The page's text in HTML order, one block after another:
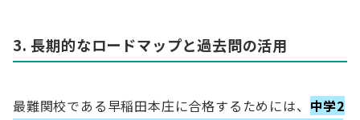
3. 長期的なロードマップと過去問の活用
最難関校である早稲田本庄に合格するためには、 中学2